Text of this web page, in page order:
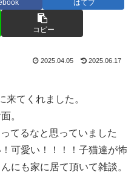
はてブ
コピー
2025.04.05 2025.06.17
来てくれました。
。
てるなと思っていました
可愛い！！！！子猫達が怖
にも家に居て頂いて雑談。